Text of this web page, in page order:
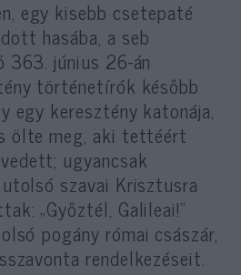
egy kisebb csetepaté
hasába, a seb
június 26-án
történetírók később
keresztény katonája,
ölte meg, aki tettéért
ugyancsak
szavai Krisztusra
„Győztél, Galileai!”
pogány római császár,
rendelkezéseit.